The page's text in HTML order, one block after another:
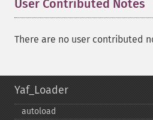
User Contributed Notes
There are no user contributed
Yaf_Loader
autoload